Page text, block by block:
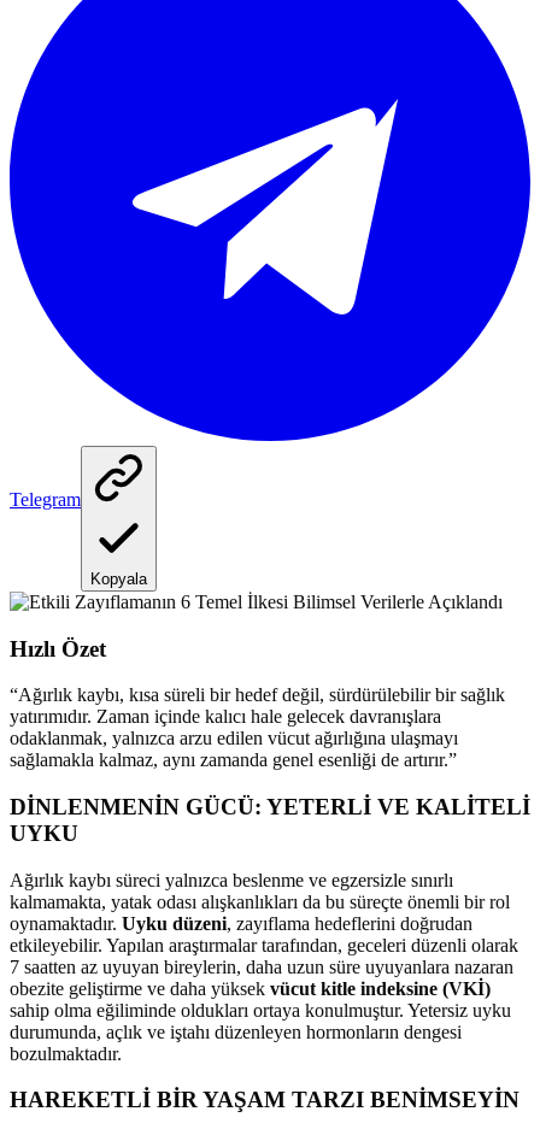
Telegram
Kopyala
Hızlı Özet
“Ağırlık kaybı, kısa süreli bir hedef değil, sürdürülebilir bir sağlık
yatırımıdır. Zaman içinde kalıcı hale gelecek davranışlara
odaklanmak, yalnızca arzu edilen vücut ağırlığına ulaşmayı
sağlamakla kalmaz, aynı zamanda genel esenliği de artırır.”
DİNLENMENİN GÜCÜ: YETERLİ VE KALİTELİ
UYKU
Ağırlık kaybı süreci yalnızca beslenme ve egzersizle sınırlı
kalmamakta, yatak odası alışkanlıkları da bu süreçte önemli bir rol
oynamaktadır. Uyku düzeni, zayıflama hedeflerini doğrudan
etkileyebilir. Yapılan araştırmalar tarafından, geceleri düzenli olarak
7 saatten az uyuyan bireylerin, daha uzun süre uyuyanlara nazaran
obezite geliştirme ve daha yüksek vücut kitle indeksine (VKİ)
sahip olma eğiliminde oldukları ortaya konulmuştur. Yetersiz uyku
durumunda, açlık ve iştahı düzenleyen hormonların dengesi
bozulmaktadır.
HAREKETLİ BİR YAŞAM TARZI BENİMSEYİN